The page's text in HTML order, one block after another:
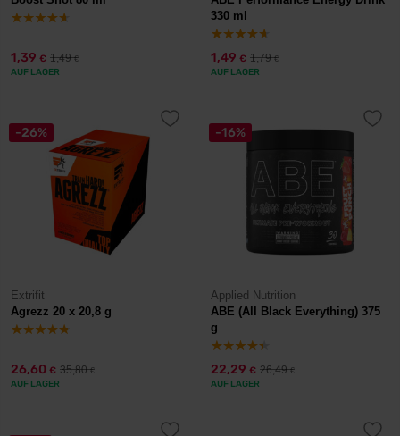
1,39 € 1,49€
AUF LAGER
330 ml
1,49 € 1,79€
AUF LAGER
-26%
Extrifit
Agrezz 20 x 20,8 g
26,60 € 35,80€
AUF LAGER
-16%
Applied Nutrition
ABE (All Black Everything) 375
g
22,29 € 26,49€
AUF LAGER